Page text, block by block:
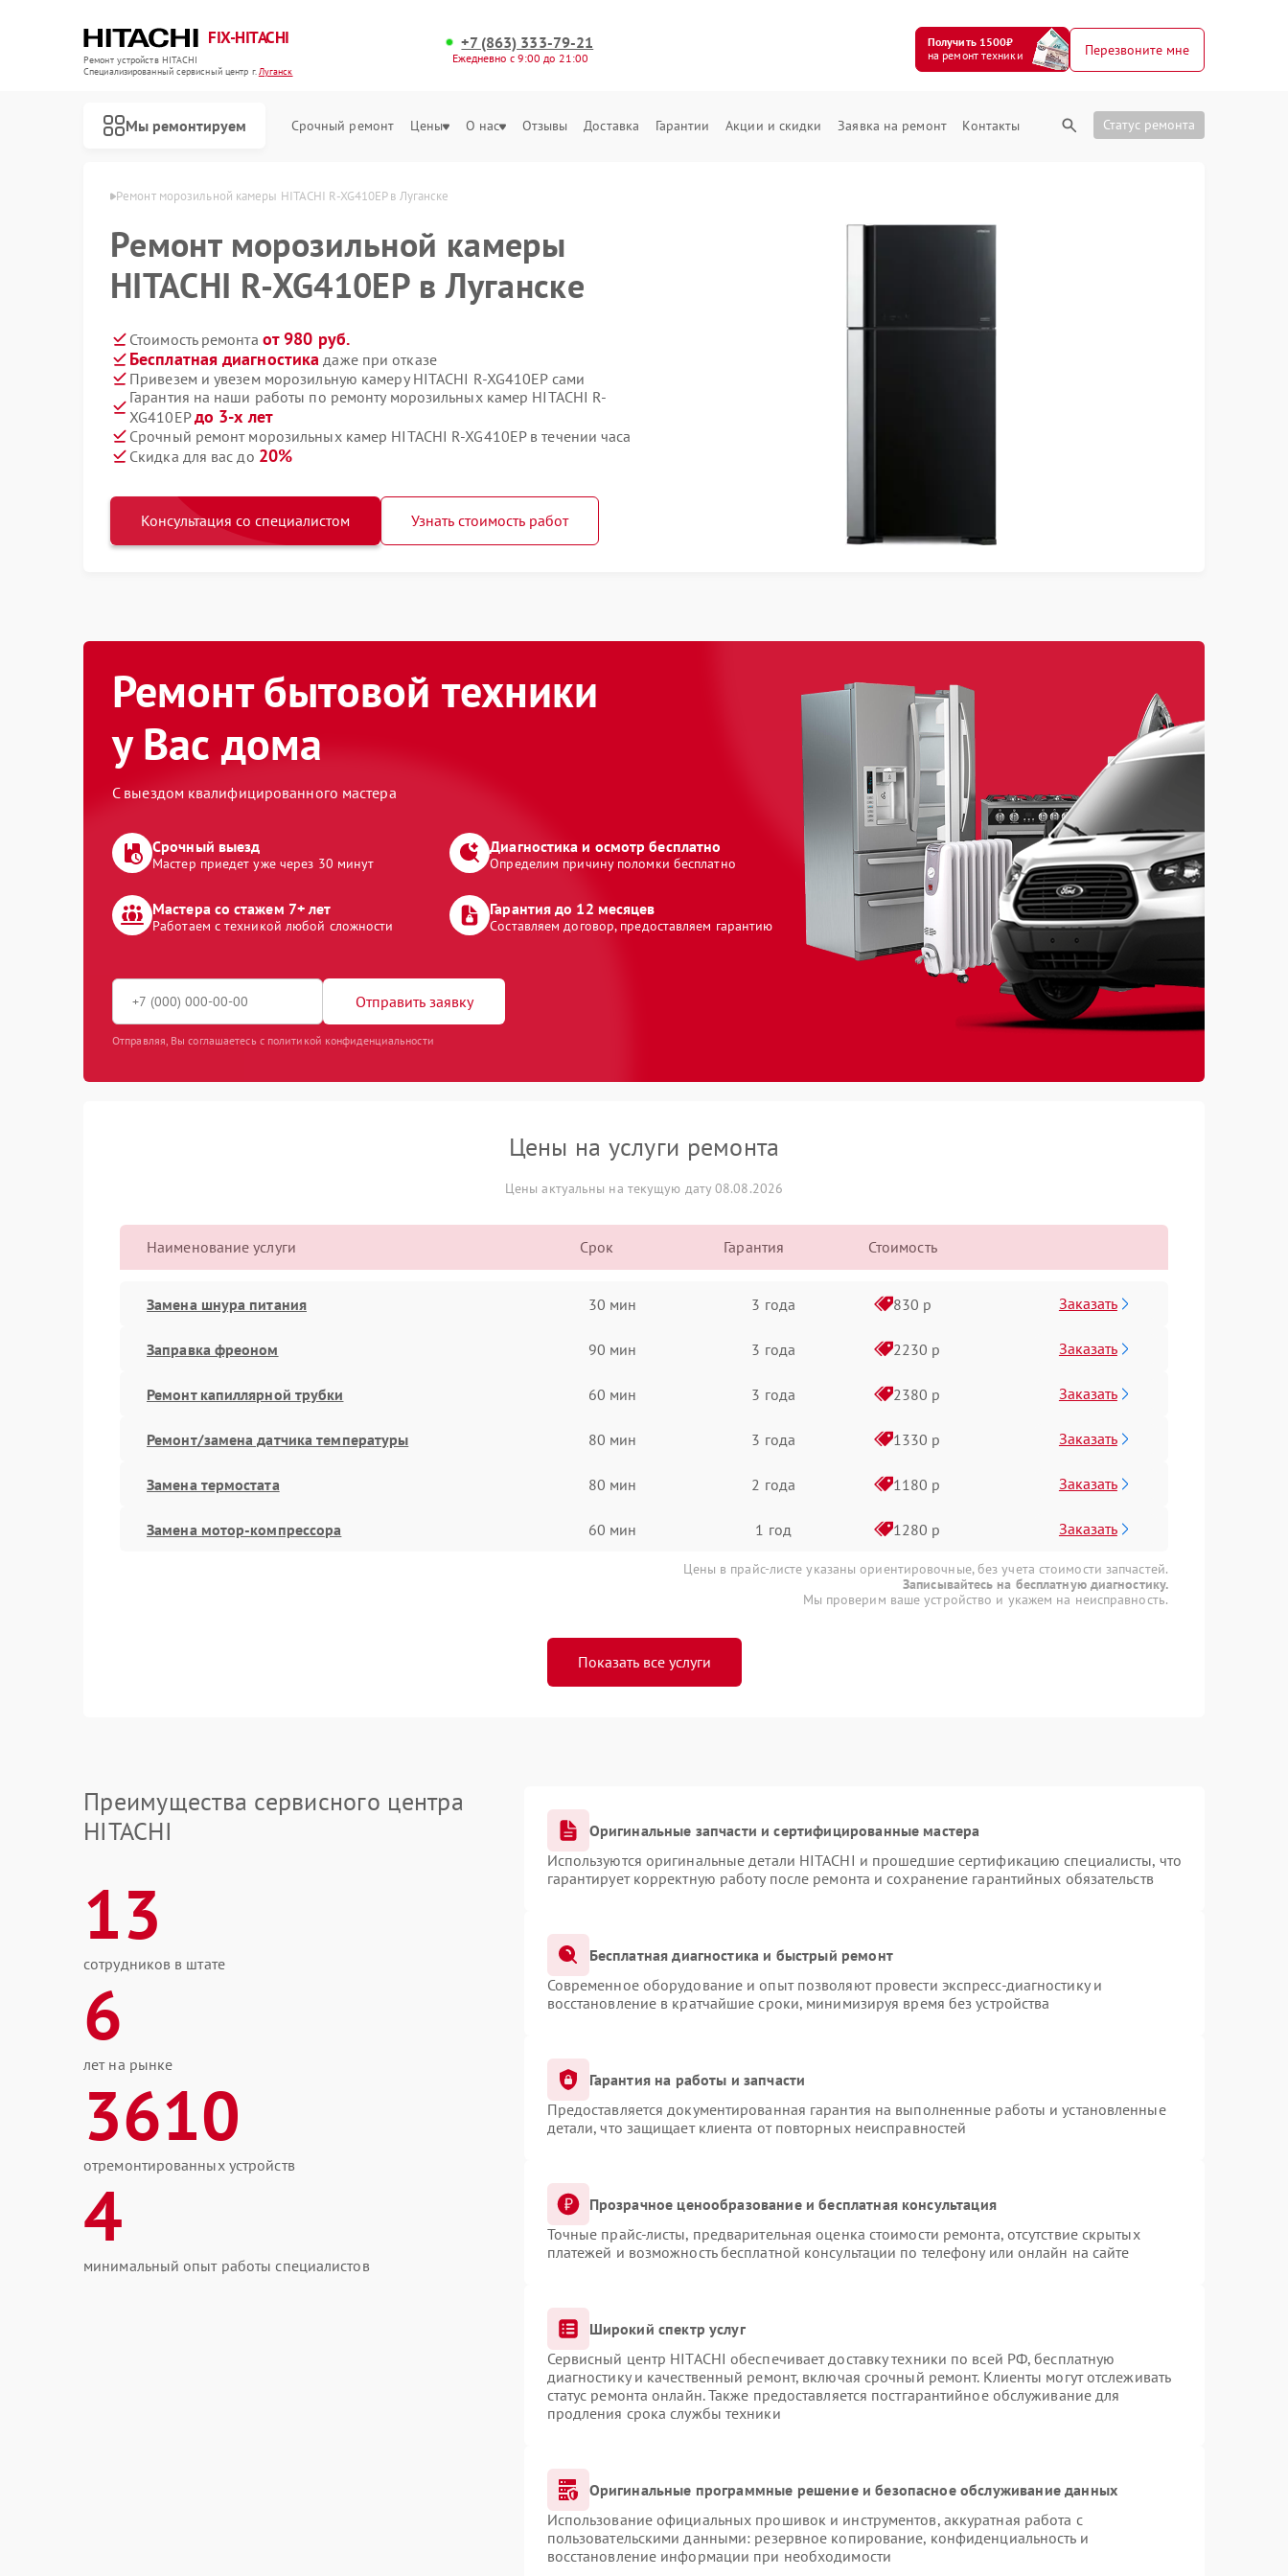
FIX-HITACHI
Ремонт устройств HITACHI
Специализированный cервисный центр г.Луганск
+7 (863) 333-79-21
Ежедневно с 9:00 до 21:00
Получить 1500₽
на ремонт техники
Перезвоните мне
Мы ремонтируем Срочный ремонт Цены О нас Отзывы Доставка Гарантии Акции и скидки Заявка на ремонт Контакты Статус ремонта
в Луганске Ремонт морозильной камеры HITACHI R-XG410EP в Луганске
Ремонт морозильной камеры
HITACHI R-XG410EP в Луганске
Стоимость ремонта от 980 руб.
Бесплатная диагностика даже при отказе
Привезем и увезем морозильную камеру HITACHI R-XG410EP сами
Гарантия на наши работы по ремонту морозильных камер HITACHI R-
XG410EPдо 3-х лет
Срочный ремонт морозильных камер HITACHI R-XG410EP в течении часа
Скидка для вас до 20%
Консультация со специалистом Узнать стоимость работ
Ремонт бытовой техники
у Вас дома
С выездом квалифицированного мастера
Срочный выезд
Мастер приедет уже через 30 минут
Диагностика и осмотр бесплатно
Определим причину поломки бесплатно
Мастера со стажем 7+ лет
Работаем с техникой любой сложности
Гарантия до 12 месяцев
Составляем договор, предоставляем гарантию
Отправить заявку
Отправляя, Вы соглашаетесь с политикой конфиденциальности
Цены на услуги ремонта
Цены актуальны на текущую дату 08.08.2026
Наименование услуги Срок Гарантия Стоимость
Замена шнура питания 30 мин 3 года 830 р Заказать
Заправка фреоном 90 мин 3 года 2230 р Заказать
Ремонт капиллярной трубки 60 мин 3 года 2380 р Заказать
Ремонт/замена датчика температуры 80 мин 3 года 1330 р Заказать
Замена термостата 80 мин 2 года 1180 р Заказать
Замена мотор-компрессора 60 мин 1 год 1280 р Заказать
Цены в прайс-листе указаны ориентировочные, без учета стоимости запчастей.
Записывайтесь на бесплатную диагностику.
Мы проверим ваше устройство и укажем на неисправность.
Показать все услуги
Преимущества сервисного центра
HITACHI
13
сотрудников в штате
6
лет на рынке
3610
отремонтированных устройств
4
минимальный опыт работы специалистов
Оригинальные запчасти и сертифицированные мастера
Используются оригинальные детали HITACHI и прошедшие сертификацию специалисты, что
гарантирует корректную работу после ремонта и сохранение гарантийных обязательств
Бесплатная диагностика и быстрый ремонт
Современное оборудование и опыт позволяют провести экспресс-диагностику и
восстановление в кратчайшие сроки, минимизируя время без устройства
Гарантия на работы и запчасти
Предоставляется документированная гарантия на выполненные работы и установленные
детали, что защищает клиента от повторных неисправностей
Прозрачное ценообразование и бесплатная консультация
Точные прайс-листы, предварительная оценка стоимости ремонта, отсутствие скрытых
платежей и возможность бесплатной консультации по телефону или онлайн на сайте
Широкий спектр услуг
Сервисный центр HITACHI обеспечивает доставку техники по всей РФ, бесплатную
диагностику и качественный ремонт, включая срочный ремонт. Клиенты могут отслеживать
статус ремонта онлайн. Также предоставляется постгарантийное обслуживание для
продления срока службы техники
Оригинальные программные решение и безопасное обслуживание данных
Использование официальных прошивок и инструментов, аккуратная работа с
пользовательскими данными: резервное копирование, конфиденциальность и
восстановление информации при необходимости